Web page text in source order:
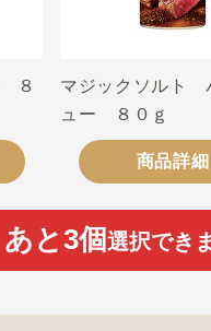
８
マジックソルト
ュー ８０ｇ
商品詳細
あと3個選択でき